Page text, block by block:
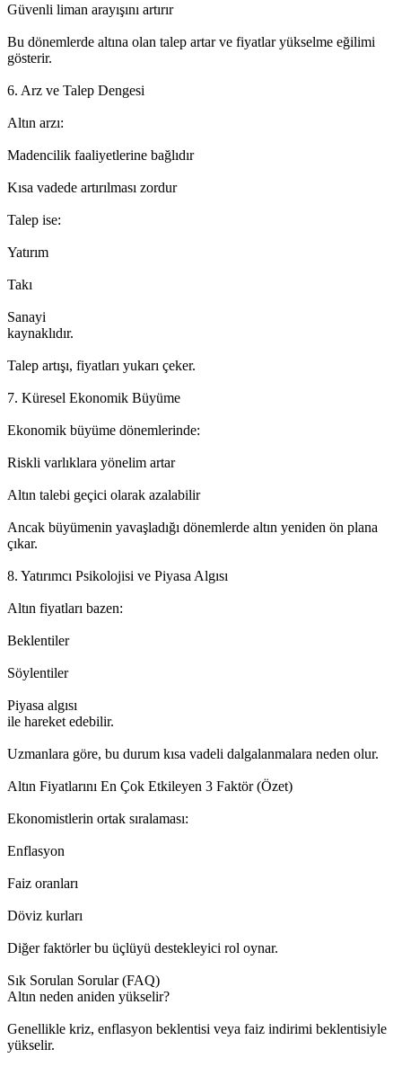
Güvenli liman arayışını artırır
Bu dönemlerde altına olan talep artar ve fiyatlar yükselme eğilimi
gösterir.
6. Arz ve Talep Dengesi
Altın arzı:
Madencilik faaliyetlerine bağlıdır
Kısa vadede artırılması zordur
Talep ise:
Yatırım
Takı
Sanayi
kaynaklıdır.
Talep artışı, fiyatları yukarı çeker.
7. Küresel Ekonomik Büyüme
Ekonomik büyüme dönemlerinde:
Riskli varlıklara yönelim artar
Altın talebi geçici olarak azalabilir
Ancak büyümenin yavaşladığı dönemlerde altın yeniden ön plana
çıkar.
8. Yatırımcı Psikolojisi ve Piyasa Algısı
Altın fiyatları bazen:
Beklentiler
Söylentiler
Piyasa algısı
ile hareket edebilir.
Uzmanlara göre, bu durum kısa vadeli dalgalanmalara neden olur.
Altın Fiyatlarını En Çok Etkileyen 3 Faktör (Özet)
Ekonomistlerin ortak sıralaması:
Enflasyon
Faiz oranları
Döviz kurları
Diğer faktörler bu üçlüyü destekleyici rol oynar.
Sık Sorulan Sorular (FAQ)
Altın neden aniden yükselir?
Genellikle kriz, enflasyon beklentisi veya faiz indirimi beklentisiyle
yükselir.